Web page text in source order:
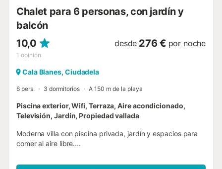
Chalet para 6 personas, con jardín y
balcón
10,0
1 opinión
desde 276 € por noche
Cala Blanes, Ciudadela
6 pers. 3 dormitorios A 150 m de la playa
Piscina exterior, Wifi, Terraza, Aire acondicionado,
Televisión, Jardín, Propiedad vallada
Moderna villa con piscina privada, jardín y espacios para
comer al aire libre....